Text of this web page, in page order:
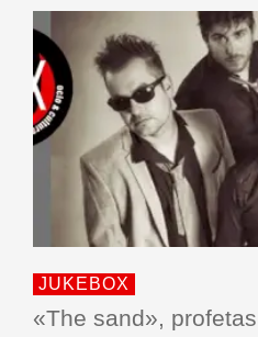
JUKEBOX
«The sand»,